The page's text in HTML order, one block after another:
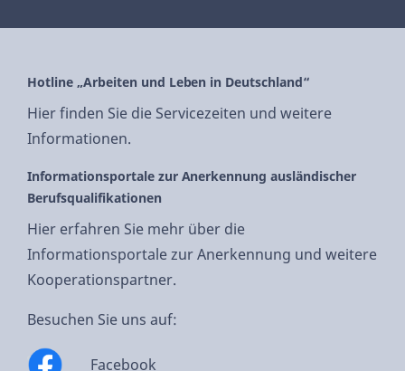
Hotline „Arbeiten und Leben in Deutschland“
Hier finden Sie die Servicezeiten und weitere
Informationen.
Informationsportale zur Anerkennung ausländischer
Berufsqualifikationen
Hier erfahren Sie mehr über die
Informationsportale zur Anerkennung und weitere
Kooperationspartner.
Besuchen Sie uns auf:
Facebook